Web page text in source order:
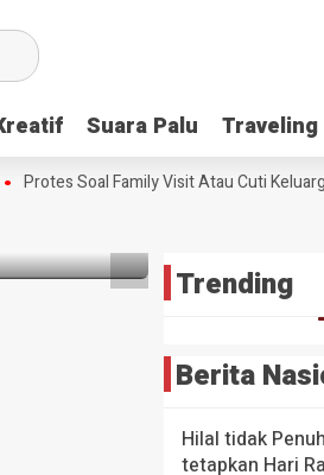
Suara Palu Traveling
Suara Palu Traveling
Protes Soal Family Visit Atau Cuti
HEADLINE
Wabup Poso
Makassar
Bibit
Unggul
Futsal
Konsumtif
Teknologi
Digital di
Trending
Berita
Hilal tidak
tetapkan Hari